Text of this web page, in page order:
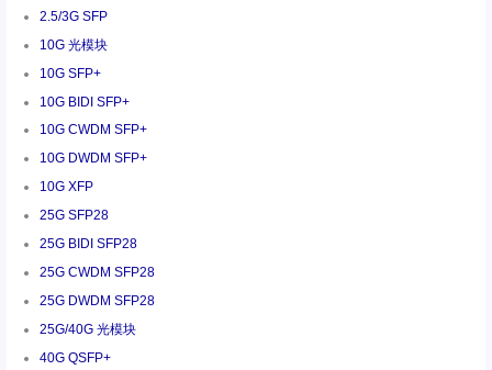
2.5/3G SFP
10G 光模块
10G SFP+
10G BIDI SFP+
10G CWDM SFP+
10G DWDM SFP+
10G XFP
25G SFP28
25G BIDI SFP28
25G CWDM SFP28
25G DWDM SFP28
25G/40G 光模块
40G QSFP+